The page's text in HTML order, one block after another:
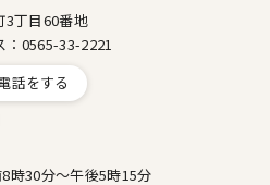
丁目60番地
0565-33-2221
話をする
30分～午後5時15分